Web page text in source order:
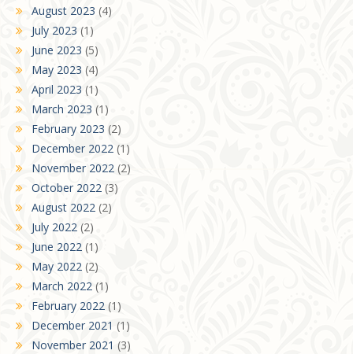
August 2023 (4)
July 2023 (1)
June 2023 (5)
May 2023 (4)
April 2023 (1)
March 2023 (1)
February 2023 (2)
December 2022 (1)
November 2022 (2)
October 2022 (3)
August 2022 (2)
July 2022 (2)
June 2022 (1)
May 2022 (2)
March 2022 (1)
February 2022 (1)
December 2021 (1)
November 2021 (3)